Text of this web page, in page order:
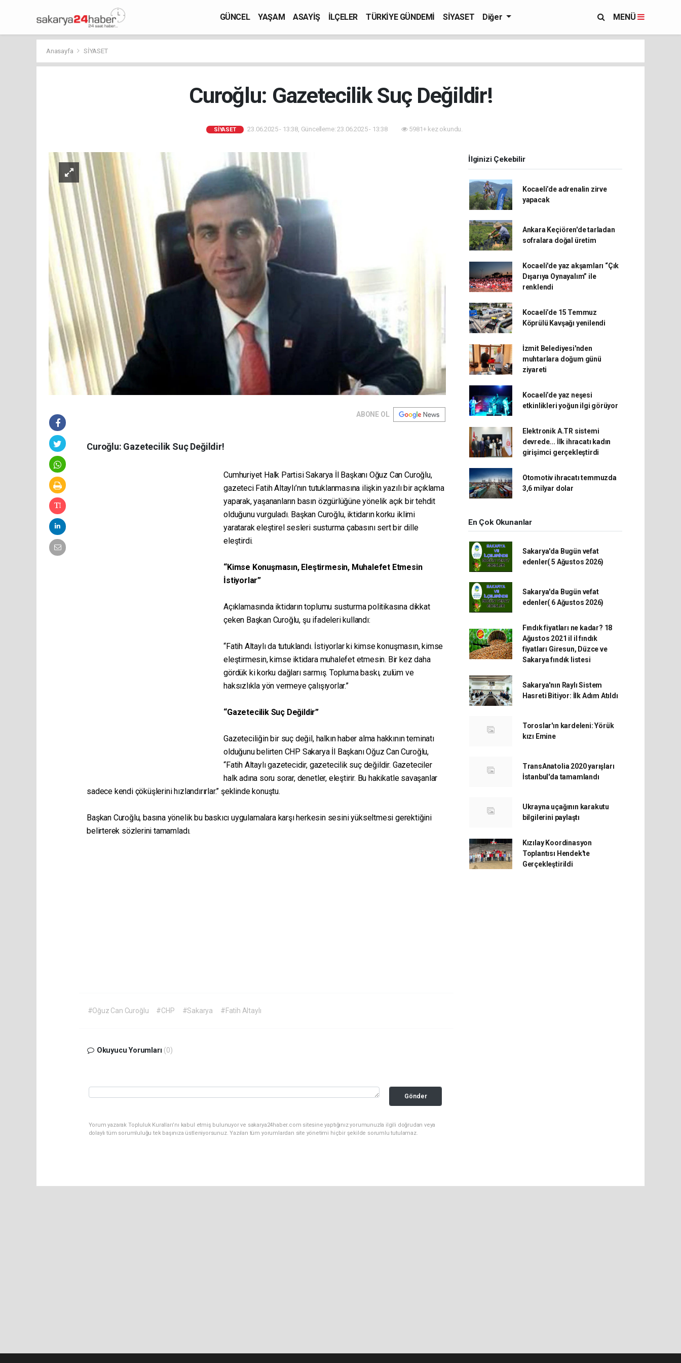
GÜNCEL YAŞAM ASAYİŞ İLÇELER TÜRKİYE GÜNDEMİ SİYASET Diğer MENÜ
Anasayfa SİYASET
Curoğlu: Gazetecilik Suç Değildir!
SİYASET 23.06.2025 - 13:38, Güncelleme: 23.06.2025 - 13:38 5981+ kez okundu.
ABONE OL
Curoğlu: Gazetecilik Suç Değildir!
Cumhuriyet Halk Partisi Sakarya İl Başkanı Oğuz Can Curoğlu,
gazeteci Fatih Altaylı’nın tutuklanmasına ilişkin yazılı bir açıklama
yaparak, yaşananların basın özgürlüğüne yönelik açık bir tehdit
olduğunu vurguladı. Başkan Curoğlu, iktidarın korku iklimi
yaratarak eleştirel sesleri susturma çabasını sert bir dille
eleştirdi.
“Kimse Konuşmasın, Eleştirmesin, Muhalefet Etmesin
İstiyorlar”
Açıklamasında iktidarın toplumu susturma politikasına dikkat
çeken Başkan Curoğlu, şu ifadeleri kullandı:
“Fatih Altaylı da tutuklandı. İstiyorlar ki kimse konuşmasın, kimse
eleştirmesin, kimse iktidara muhalefet etmesin. Bir kez daha
gördük ki korku dağları sarmış. Topluma baskı, zulüm ve
haksızlıkla yön vermeye çalışıyorlar.”
“Gazetecilik Suç Değildir”
Gazeteciliğin bir suç değil, halkın haber alma hakkının teminatı
olduğunu belirten CHP Sakarya İl Başkanı Oğuz Can Curoğlu,
“Fatih Altaylı gazetecidir, gazetecilik suç değildir. Gazeteciler
halk adına soru sorar, denetler, eleştirir. Bu hakikatle savaşanlar
sadece kendi çöküşlerini hızlandırırlar.” şeklinde konuştu.
Başkan Curoğlu, basına yönelik bu baskıcı uygulamalara karşı herkesin sesini yükseltmesi gerektiğini
belirterek sözlerini tamamladı.
#Oğuz Can Curoğlu #CHP #Sakarya #Fatih Altaylı
Okuyucu Yorumları (0)
Gönder
Yorum yazarak Topluluk Kuralları’nı kabul etmiş bulunuyor ve sakarya24haber.com sitesine yaptığınız yorumunuzla ilgili doğrudan veya
dolaylı tüm sorumluluğu tek başınıza üstleniyorsunuz. Yazılan tüm yorumlardan site yönetimi hiçbir şekilde sorumlu tutulamaz.
İlginizi Çekebilir
Kocaeli’de adrenalin zirve
yapacak
Ankara Keçiören'de tarladan
sofralara doğal üretim
Kocaeli'de yaz akşamları “Çık
Dışarıya Oynayalım” ile
renklendi
Kocaeli’de 15 Temmuz
Köprülü Kavşağı yenilendi
İzmit Belediyesi'nden
muhtarlara doğum günü
ziyareti
Kocaeli’de yaz neşesi
etkinlikleri yoğun ilgi görüyor
Elektronik A.TR sistemi
devrede... İlk ihracatı kadın
girişimci gerçekleştirdi
Otomotiv ihracatı temmuzda
3,6 milyar dolar
En Çok Okunanlar
Sakarya'da Bugün vefat
edenler( 5 Ağustos 2026)
Sakarya'da Bugün vefat
edenler( 6 Ağustos 2026)
Fındık fiyatları ne kadar? 18
Ağustos 2021 il il fındık
fiyatları Giresun, Düzce ve
Sakarya fındık listesi
Sakarya'nın Raylı Sistem
Hasreti Bitiyor: İlk Adım Atıldı
Toroslar'ın kardeleni: Yörük
kızı Emine
TransAnatolia 2020 yarışları
İstanbul'da tamamlandı
Ukrayna uçağının karakutu
bilgilerini paylaştı
Kızılay Koordinasyon
Toplantısı Hendek'te
Gerçekleştirildi